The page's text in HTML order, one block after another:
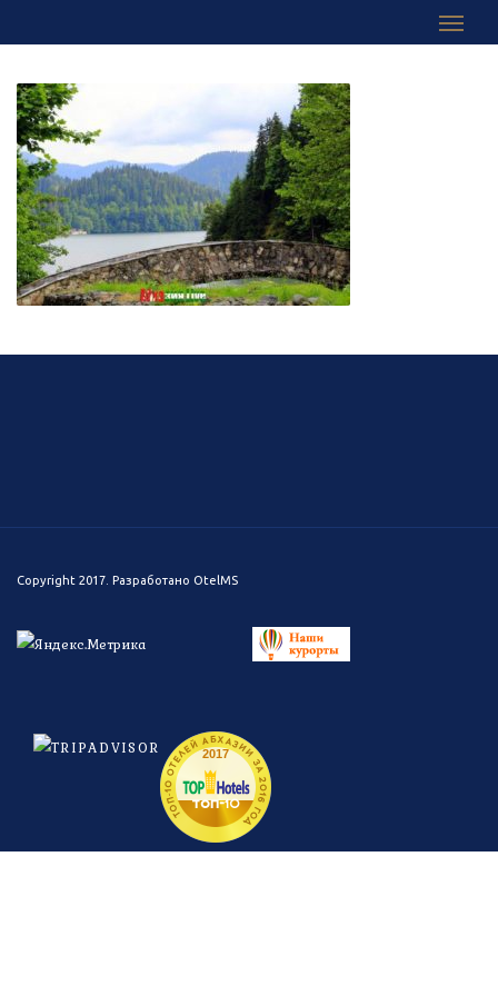
Copyright 2017. Разработано OtelMS
2017
топ-10
ТОП-10 ОТЕЛЕЙ АБХАЗИИ ЗА 2016 ГОД